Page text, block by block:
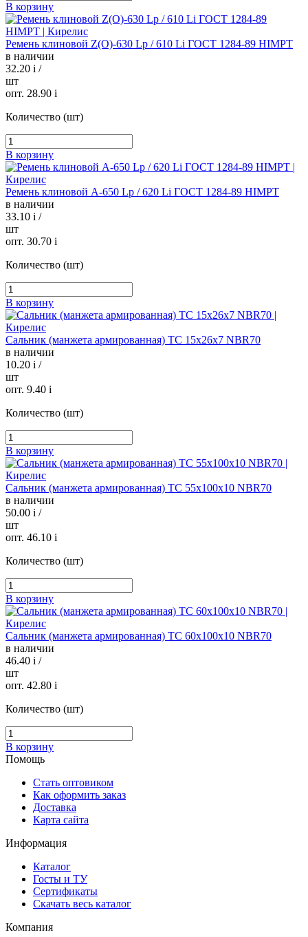
В корзину
Ремень клиновой Z(O)-630 Lp / 610 Li ГОСТ 1284-89 HIMPT
в наличии
32.20 i /
шт
опт. 28.90 i
Количество (шт)
В корзину
Ремень клиновой А-650 Lp / 620 Li ГОСТ 1284-89 HIMPT
в наличии
33.10 i /
шт
опт. 30.70 i
Количество (шт)
В корзину
Сальник (манжета армированная) TC 15х26х7 NBR70
в наличии
10.20 i /
шт
опт. 9.40 i
Количество (шт)
В корзину
Сальник (манжета армированная) TC 55х100х10 NBR70
в наличии
50.00 i /
шт
опт. 46.10 i
Количество (шт)
В корзину
Сальник (манжета армированная) TC 60х100х10 NBR70
в наличии
46.40 i /
шт
опт. 42.80 i
Количество (шт)
В корзину
Помощь
Стать оптовиком
Как оформить заказ
Доставка
Карта сайта
Информация
Каталог
Госты и ТУ
Сертификаты
Скачать весь каталог
Компания